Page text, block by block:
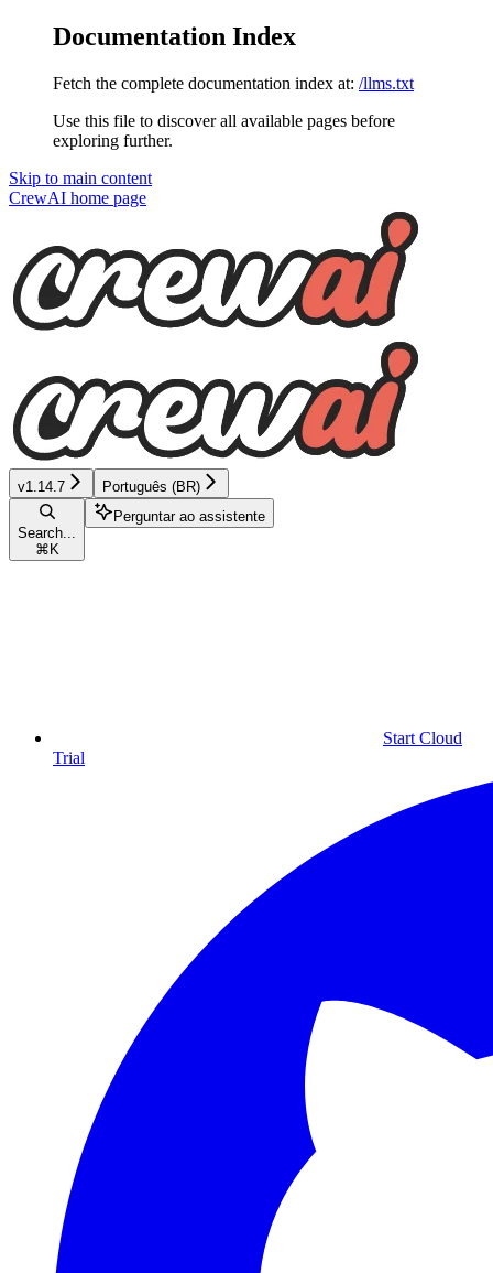
Documentation Index
Fetch the complete documentation index at: /llms.txt
Use this file to discover all available pages before
exploring further.
Skip to main content
CrewAI home page
v1.14.7 Português (BR)
Search...
⌘ K
Perguntar ao assistente
Start Cloud
Trial